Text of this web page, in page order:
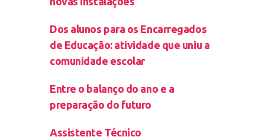
Dos alunos para os Encarregados
de Educação: atividade que uniu a
comunidade escolar
Entre o balanço do ano e a
preparação do futuro
Assistente Técnico